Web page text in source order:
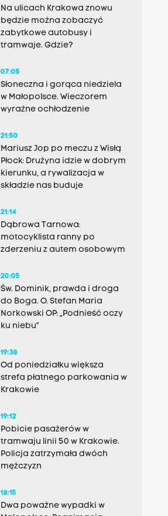
Na ulicach Krakowa znowu
będzie można zobaczyć
zabytkowe autobusy i
tramwaje. Gdzie?
07:05
Słoneczna i gorąca niedziela
w Małopolsce. Wieczorem
wyraźne ochłodzenie
21:50
Mariusz Jop po meczu z Wisłą
Płock: Drużyna idzie w dobrym
kierunku, a rywalizacja w
składzie nas buduje
21:14
Dąbrowa Tarnowa:
motocyklista ranny po
zderzeniu z autem osobowym
20:05
Św. Dominik, prawda i droga
do Boga. O. Stefan Maria
Norkowski OP: „Podnieść oczy
ku niebu”
19:38
Od poniedziałku większa
strefa płatnego parkowania w
Krakowie
19:12
Pobicie pasażerów w
tramwaju linii 50 w Krakowie.
Policja zatrzymała dwóch
mężczyzn
18:15
Dwa poważne wypadki w